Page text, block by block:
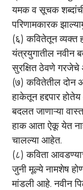
यमक व सूचक
परिणामकारक
(६) कवितेतून व्यक्त
यंत्रयुगातील नवीन
सुरक्षित ठेवणे
(७) कवितेतील दोन
हाकेतून हद्दपार
बदलत जाणाऱ्या
हाक आता ऐकू येत
चालल्या आहेत.
(८) कविता
जुनी मूल्ये नामशेष
मांडली आहे. नवीन